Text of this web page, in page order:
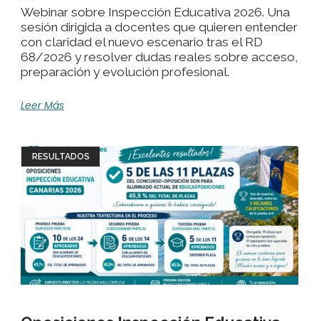
Webinar sobre Inspección Educativa 2026. Una
sesión dirigida a docentes que quieren entender
con claridad el nuevo escenario tras el RD
68/2026 y resolver dudas reales sobre acceso,
preparación y evolución profesional.
Leer Más
RESULTADOS